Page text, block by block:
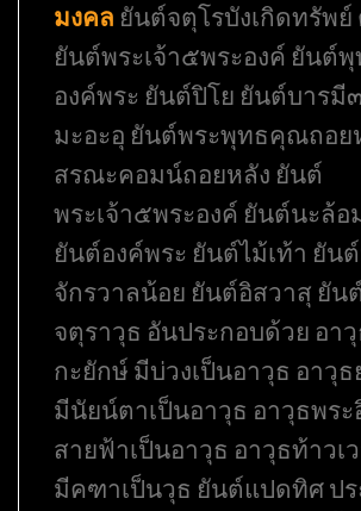
มงคล ยันต์จตุโรบังเกิดทรัพย์
ยันต์พระเจ้า๕พระองค์ ยันต์
องค์พระ ยันต์ปิโย ยันต์บารมี
มะอะอุ ยันต์พระพุทธคุณถอย
สรณะคอมน์ถอยหลัง ยันต์
พระเจ้า๕พระองค์ ยันต์นะล้
ยันต์องค์พระ ยันต์ไม้เท้า ยัน
จักรวาลน้อย ยันต์อิสวาสุ ยัน
จตุราวุธ อันประกอบด้วย อา
กะยักษ์ มีบ่วงเป็นอาวุธ อาวุธ
มีนัยน์ตาเป็นอาวุธ อาวุธพระ
สายฟ้าเป็นอาวุธ อาวุธท้าวเ
มีคฑาเป็นวุธ ยันต์แปดทิศ ป